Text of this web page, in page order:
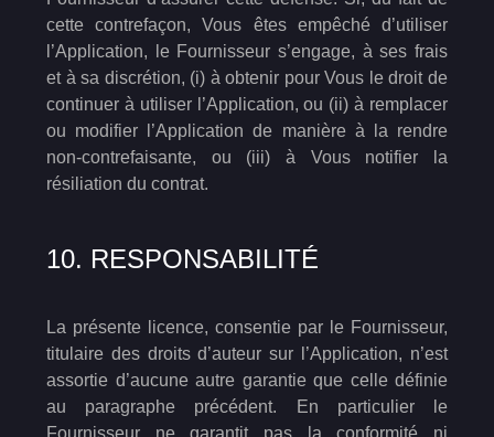
cette contrefaçon, Vous êtes empêché d’utiliser
l’Application, le Fournisseur s’engage, à ses frais
et à sa discrétion, (i) à obtenir pour Vous le droit de
continuer à utiliser l’Application, ou (ii) à remplacer
ou modifier l’Application de manière à la rendre
non-contrefaisante, ou (iii) à Vous notifier la
résiliation du contrat.
10. RESPONSABILITÉ
La présente licence, consentie par le Fournisseur,
titulaire des droits d’auteur sur l’Application, n’est
assortie d’aucune autre garantie que celle définie
au paragraphe précédent. En particulier le